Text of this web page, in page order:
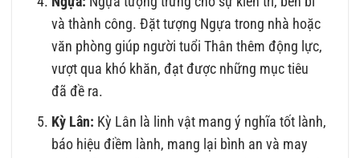
và thành công. Đặt tượng Ngựa trong nhà hoặc
văn phòng giúp người tuổi Thân thêm động lực,
vượt qua khó khăn, đạt được những mục tiêu
đã đề ra.
Kỳ Lân: Kỳ Lân là linh vật mang ý nghĩa tốt lành,
báo hiệu điềm lành, mang lại bình an và may